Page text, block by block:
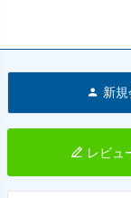
新
レビュ